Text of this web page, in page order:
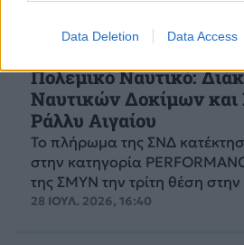
Data Deletion Data Access
Πολεμικό Ναυτικό:
Ναυτικών Δοκίμων
Ράλλυ Αιγαίου
Το πλήρωμα της ΣΝΔ
στην κατηγορία
της ΣΜΥΝ την τρίτη θέση στην
28 ΙΟΥΛ. 2026, 16:40